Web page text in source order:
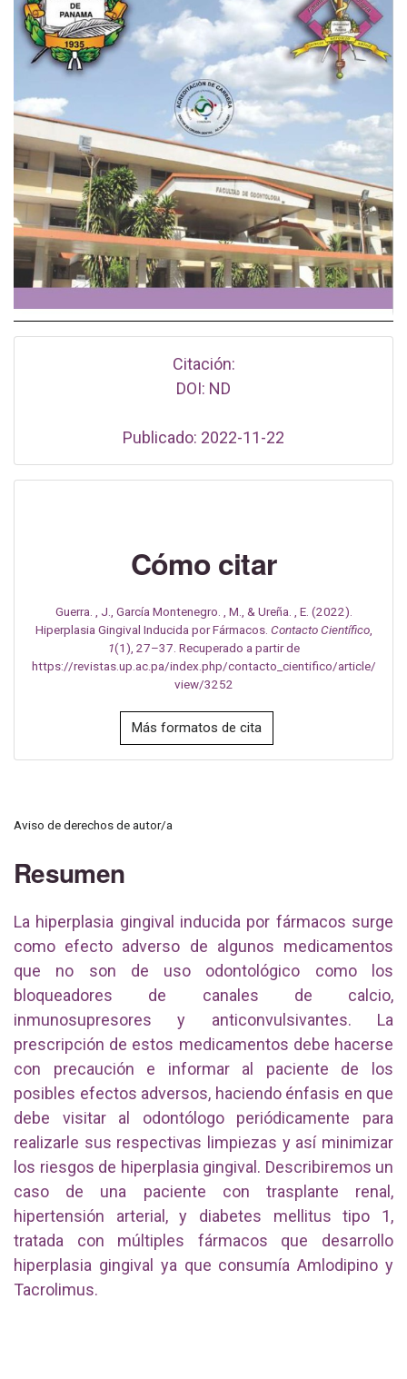
Citación:
DOI: ND
Publicado: 2022-11-22
Cómo citar
Guerra. , J., García Montenegro. , M., & Ureña. , E. (2022).
Hiperplasia Gingival Inducida por Fármacos. Contacto Científico,
1(1), 27–37. Recuperado a partir de
https://revistas.up.ac.pa/index.php/contacto_cientifico/article/
view/3252
Más formatos de cita
Aviso de derechos de autor/a
Resumen
La hiperplasia gingival inducida por fármacos surge
como efecto adverso de algunos medicamentos
que no son de uso odontológico como los
bloqueadores de canales de calcio,
inmunosupresores y anticonvulsivantes. La
prescripción de estos medicamentos debe hacerse
con precaución e informar al paciente de los
posibles efectos adversos, haciendo énfasis en que
debe visitar al odontólogo periódicamente para
realizarle sus respectivas limpiezas y así minimizar
los riesgos de hiperplasia gingival. Describiremos un
caso de una paciente con trasplante renal,
hipertensión arterial, y diabetes mellitus tipo 1,
tratada con múltiples fármacos que desarrollo
hiperplasia gingival ya que consumía Amlodipino y
Tacrolimus.